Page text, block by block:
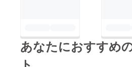
あなたにおすすめ